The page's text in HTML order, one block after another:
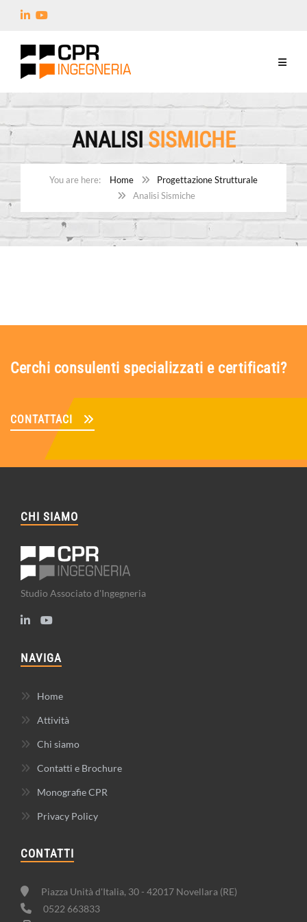
ANALISISISMICHE
Home
Progettazione Strutturale
Analisi Sismiche
Cerchi consulenti specializzati e certificati?
CONTATTACI
CHI SIAMO
Studio Associato d'Ingegneria
NAVIGA
Home
Attività
Chi siamo
Contatti e Brochure
Monografie CPR
Privacy Policy
CONTATTI
Piazza Unità d'Italia, 30 - 42017 Novellara (RE)
0522 663833